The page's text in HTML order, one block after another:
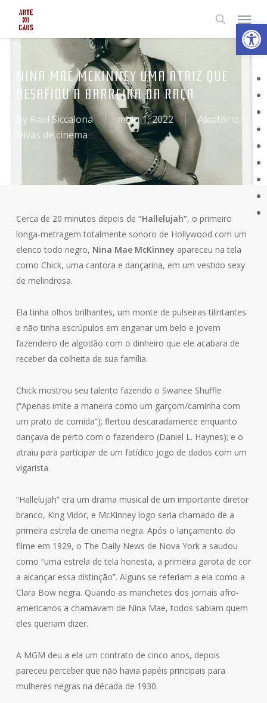
main
search
Menu
NINA MAE MCKINNEY UMA ATRIZ QUE
DESAFIOU A BARREIRA DA RAÇA
By Raul Siccalona maio 1, 2022 Aleatório,
Divas de cinema
Cerca de 20 minutos depois de “Hallelujah”, o primeiro
longa-metragem totalmente sonoro de Hollywood com um
elenco todo negro, Nina Mae McKinney apareceu na tela
como Chick, uma cantora e dançarina, em um vestido sexy
de melindrosa.
Ela tinha olhos brilhantes, um monte de pulseiras tilintantes
e não tinha escrúpulos em enganar um belo e jovem
fazendeiro de algodão com o dinheiro que ele acabara de
receber da colheita de sua família.
Chick mostrou seu talento fazendo o Swanee Shuffle
(“Apenas imite a maneira como um garçom/caminha com
um prato de comida”); flertou descaradamente enquanto
dançava de perto com o fazendeiro (Daniel L. Haynes); e o
atraiu para participar de um fatídico jogo de dados com um
vigarista.
“Hallelujah” era um drama musical de um importante diretor
branco, King Vidor, e McKinney logo seria chamado de a
primeira estrela de cinema negra. Após o lançamento do
filme em 1929, o The Daily News de Nova York a saudou
como “uma estrela de tela honesta, a primeira garota de cor
a alcançar essa distinção”. Alguns se referiam a ela como a
Clara Bow negra. Quando as manchetes dos jornais afro-
americanos a chamavam de Nina Mae, todos sabiam quem
eles queriam dizer.
A MGM deu a ela um contrato de cinco anos, depois
pareceu perceber que não havia papéis principais para
mulheres negras na década de 1930.
Abrir